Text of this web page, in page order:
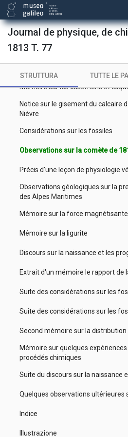
Journal de physique, de
1813 T. 77
STRUTTURA TUTTE LE
Suite des vues sur l'action
Mémoire sur un nouveau
Extrait d'un rapport, lu en aout
Mémoire sur les ossemens et
Notice sur le gisement du calcaire
Nièvre
Considérations sur les fossiles
Observations sur la comète de
Précis d'une leçon de physiologie
Observations géologiques sur la
des Alpes Maritimes
Mémoire sur la force
Mémoire sur la ligurite
Discours sur la naissance et les
Extrait d'un mémoire le rapport de
Suite des considérations sur les
Suite des considérations sur les
Second mémoire sur la
Mémoire sur quelques
procédés chimiques
Suite du discours sur la naissance
Quelques observations ultérieures
Indice
Illustrazione